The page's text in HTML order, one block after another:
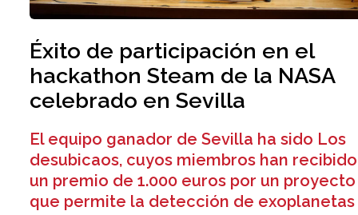
Éxito de participación en el
hackathon Steam de la NASA
celebrado en Sevilla
El equipo ganador de Sevilla ha sido Los
desubicaos, cuyos miembros han recibido
un premio de 1.000 euros por un proyecto
que permite la detección de exoplanetas